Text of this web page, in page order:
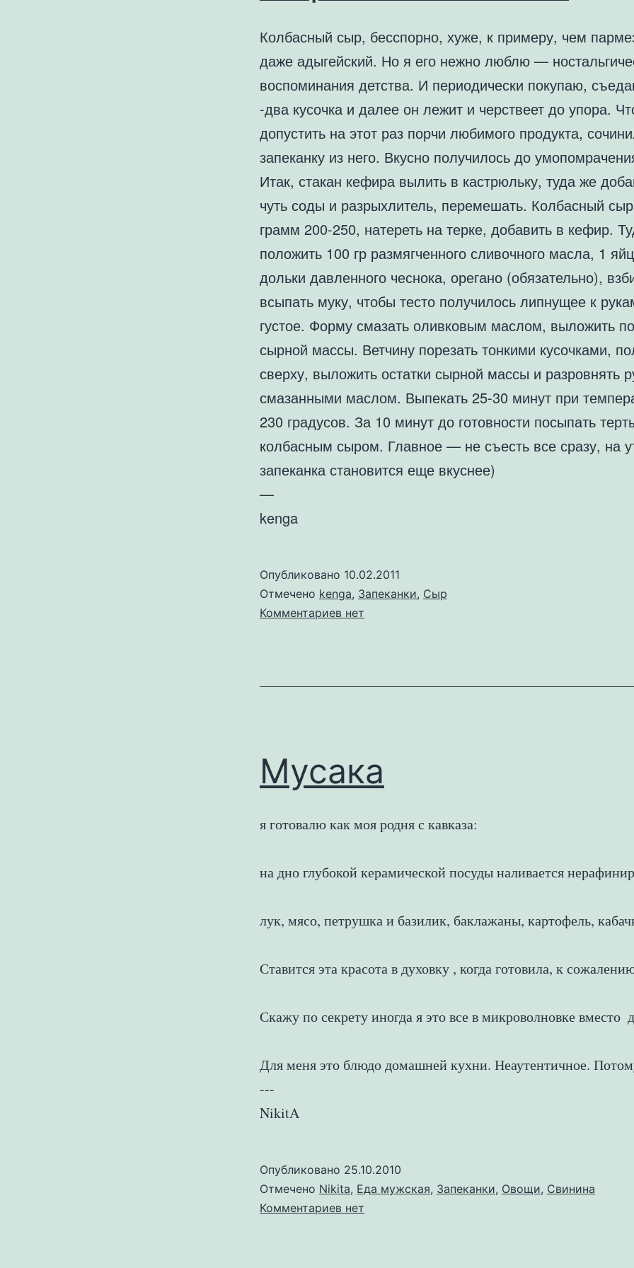
Колбасный сыр, бесспорно, хуже, к примеру, чем
даже адыгейский. Но я его нежно люблю —
воспоминания детства. И периодически покупаю,
-два кусочка и далее он лежит и черствеет до упора.
допустить на этот раз порчи любимого продукта,
запеканку из него. Вкусно получилось до
Итак, стакан кефира вылить в кастрюльку, туда же
чуть соды и разрыхлитель, перемешать. Колбасный
грамм 200-250, натереть на терке, добавить в кефир.
положить 100 гр размягченного сливочного масла, 1
дольки давленного чеснока, орегано (обязательно),
всыпать муку, чтобы тесто получилось липнущее к
густое. Форму смазать оливковым маслом, выложить
сырной массы. Ветчину порезать тонкими кусочками,
сверху, выложить остатки сырной массы и разровнять
смазанными маслом. Выпекать 25-30 минут при
230 градусов. За 10 минут до готовности посыпать
колбасным сыром. Главное — не съесть все сразу, на
запеканка становится еще вкуснее)
—
kenga
Опубликовано 10.02.2011
Отмечено kenga, Запеканки, Сыр
Комментариев кнет
Мусака
я готовалю как моя родня с кавказа:
на дно глубокой керамической посуды наливается
лук, мясо, петрушка и базилик, баклажаны, картофель,
Ставится эта красота в духовку , когда готовила, к
Скажу по секрету иногда я это все в микроволновке
Для меня это блюдо домашней кухни. Неаутентичное.
---
NikitA
Опубликовано 25.10.2010
Отмечено Nikita, Еда мужская, Запеканки, Овощи, Свинина
Комментариев кнет